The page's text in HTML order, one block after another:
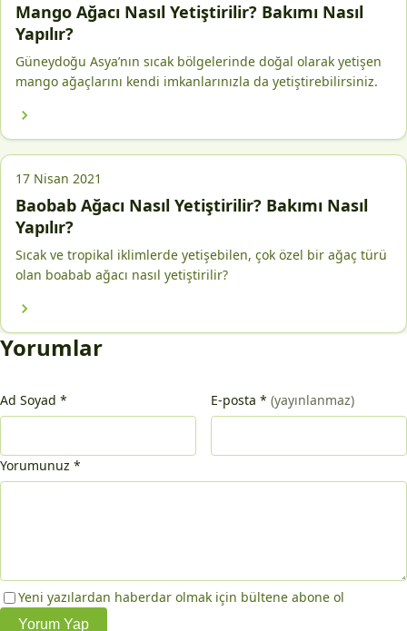
Mango Ağacı Nasıl Yetiştirilir? Bakımı Nasıl
Yapılır?
Güneydoğu Asya’nın sıcak bölgelerinde doğal olarak yetişen
mango ağaçlarını kendi imkanlarınızla da yetiştirebilirsiniz.
17 Nisan 2021
Baobab Ağacı Nasıl Yetiştirilir? Bakımı Nasıl
Yapılır?
Sıcak ve tropikal iklimlerde yetişebilen, çok özel bir ağaç türü
olan boabab ağacı nasıl yetiştirilir?
Yorumlar
Ad Soyad * E-posta * (yayınlanmaz)
Yorumunuz *
Yeni yazılardan haberdar olmak için bültene abone ol
Yorum Yap